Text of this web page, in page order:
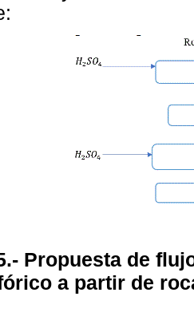
Propuesta de
a partir de